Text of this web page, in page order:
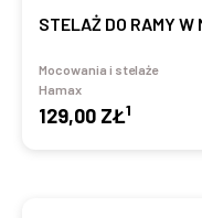
STELAŻ DO RAMY W
Mocowania i stelaże
Hamax
129,00 ZŁ1